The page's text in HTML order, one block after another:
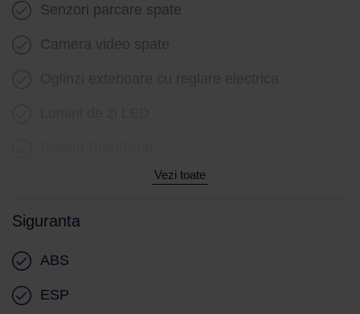
Senzori parcare spate
Camera video spate
Senzori presiune rotiVezi toate
Siguranta
ABS
ESP